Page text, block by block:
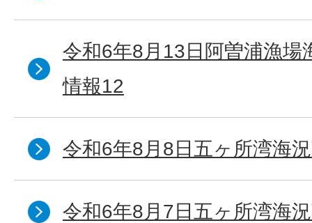
令和6年8月13日阿曽浦漁場
情報12
令和6年8月8日五ヶ所湾海
令和6年8月7日五ヶ所湾海